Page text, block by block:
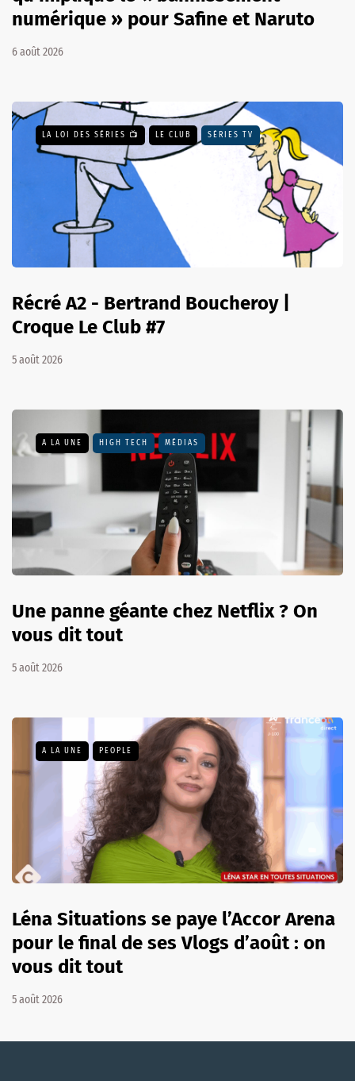
numérique » pour Safine et Naruto
6 août 2026
LA LOI DES SÉRIES 📺 LE CLUB SÉRIES TV
Récré A2 - Bertrand Boucheroy |
Croque Le Club #7
5 août 2026
A LA UNE HIGH TECH MÉDIAS
Une panne géante chez Netflix ? On
vous dit tout
5 août 2026
A LA UNE PEOPLE
Léna Situations se paye l’Accor Arena
pour le final de ses Vlogs d’août : on
vous dit tout
5 août 2026